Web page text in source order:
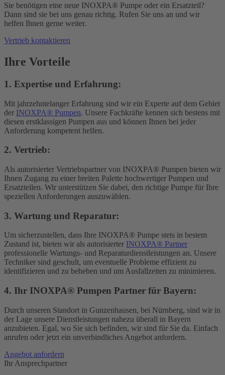
Sie benötigen eine neue INOXPA® Pumpe oder ein Ersatzteil?
Dann sind sie bei uns genau richtig. Rufen Sie uns an und wir
helfen Ihnen gerne weiter.
Vertrieb kontaktieren
Ihre Vorteile
1. Expertise und Erfahrung:
Mit jahrzehntelanger Erfahrung sind wir ein Experte auf dem Gebiet
der INOXPA® Pumpen. Unsere Fachkräfte kennen sich bestens mit
diesen erstklassigen Pumpen aus und können Ihnen bei jeder
Anforderung kompetent helfen.
2. Vertrieb:
Als autorisierter Vertriebspartner von INOXPA® Pumpen bieten wir
Ihnen Zugang zu einer breiten Palette hochwertiger Pumpen und
Ersatzteilen. Wir unterstützen Sie dabei, den richtige Pumpe für Ihre
speziellen Anforderungen auszuwählen.
3. Wartung und Reparatur:
Um sicherzustellen, dass Ihre INOXPA® Pumpe stets in bestem
Zustand ist, bieten wir als autorisierter INOXPA® Partner
professionelle Wartungs- und Reparaturdienstleistungen an. Unsere
Techniker sind geschult, um eventuelle Probleme effizient zu
identifizieren und zu beheben und um Ausfallzeiten zu minimieren.
4. Ihr INOXPA® Pumpen Partner für Bayern:
Durch unseren Standort in Gunzenhausen, bei Nürnberg, sind wir in
der Lage unsere Dienstleistungen nahezu überall in Bayern
anzubieten. Egal, wo Sie sich befinden, wir sind für Sie da. Einfach
anrufen oder jetzt ein unverbindliches Angebot anfordern.
Angebot anfordern
Ihr Ansprechpartner